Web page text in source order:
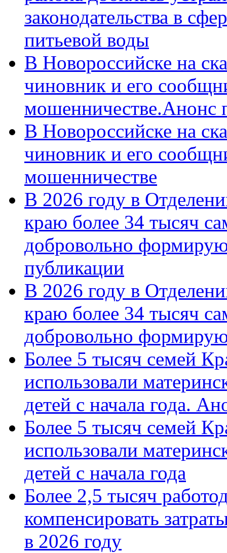
законодательства в
питьевой воды
В Новороссийске на
чиновник и его
мошенничестве.Анонс
В Новороссийске на
чиновник и его
мошенничестве
В 2026 году в
краю более 34 тысяч
добровольно
публикации
В 2026 году в
краю более 34 тысяч
добровольно
Более 5 тысяч семей
использовали
детей с начала года.
Более 5 тысяч семей
использовали
детей с начала года
Более 2,5 тысяч
компенсировать
в 2026 году